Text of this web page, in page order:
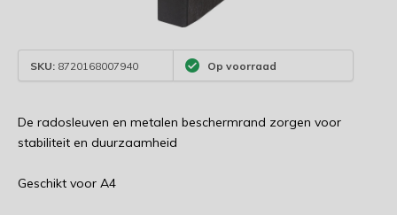
SKU: 8720168007940 Op voorraad
De radosleuven en metalen beschermrand zorgen voor
stabiliteit en duurzaamheid
Geschikt voor A4